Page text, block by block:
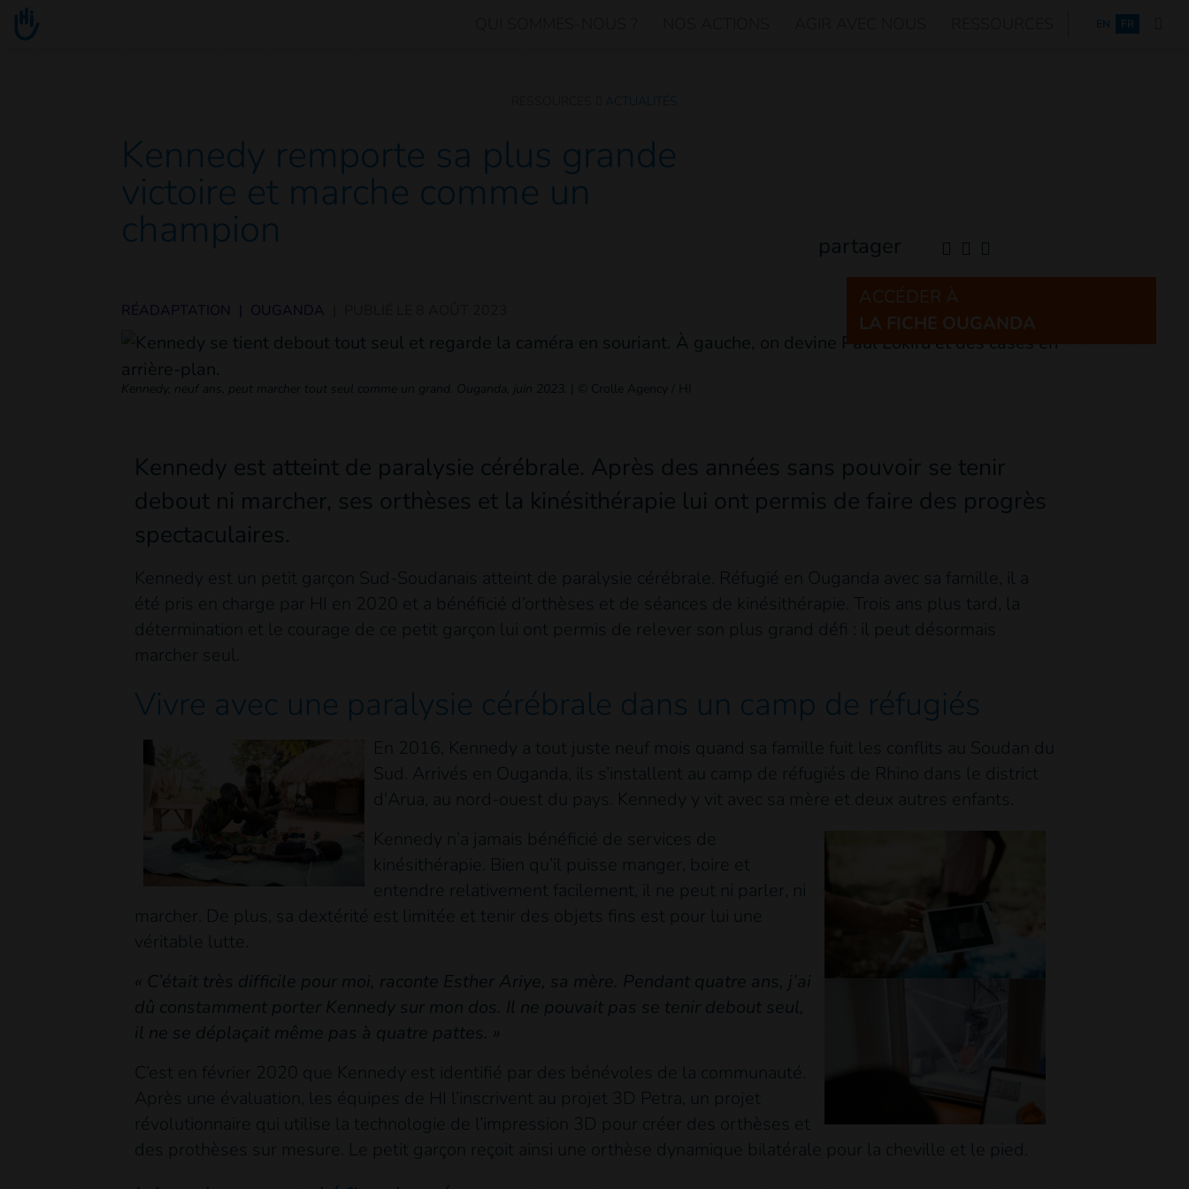
Go to main content ENGLISH
EN FR
ACTUALITÉS
Kennedy remporte sa plus grande
victoire et marche comme un
champion partager
RÉADAPTATION OUGANDA
Kennedy, neuf ans, peut marcher tout seul comme un grand. Ouganda, juin 2023. © Crolle Agency / HI
ACCÉDER À
LA FICHE OUGANDA
Kennedy est atteint de paralysie cérébrale. Après des années sans pouvoir se tenir
debout ni marcher, ses orthèses et la kinésithérapie lui ont permis de faire des progrès
spectaculaires.
Kennedy est un petit garçon Sud-Soudanais atteint de paralysie cérébrale. Réfugié en Ouganda avec sa famille, il a
été pris en charge par HI en 2020 et a bénéficié d’orthèses et de séances de kinésithérapie. Trois ans plus tard, la
détermination et le courage de ce petit garçon lui ont permis de relever son plus grand défi : il peut désormais
marcher seul.
Vivre avec une paralysie cérébrale dans un camp de réfugiés
En 2016, Kennedy a tout juste neuf mois quand sa famille fuit les conflits au Soudan du
Sud. Arrivés en Ouganda, ils s’installent au camp de réfugiés de Rhino dans le district
d'Arua, au nord-ouest du pays. Kennedy y vit avec sa mère et deux autres enfants.
Kennedy n’a jamais bénéficié de services de
kinésithérapie. Bien qu’il puisse manger, boire et
entendre relativement facilement, il ne peut ni parler, ni
marcher. De plus, sa dextérité est limitée et tenir des objets fins est pour lui une
véritable lutte.
« C’était très difficile pour moi, raconte Esther Ariye, sa mère. Pendant quatre ans, j’ai
dû constamment porter Kennedy sur mon dos. Il ne pouvait pas se tenir debout seul,
il ne se déplaçait même pas à quatre pattes. »
C’est en février 2020 que Kennedy est identifié par des bénévoles de la communauté.
Après une évaluation, les équipes de HI l’inscrivent au projet 3D Petra, un projet
révolutionnaire qui utilise la technologie de l’impression 3D pour créer des orthèses et
des prothèses sur mesure. Le petit garçon reçoit ainsi une orthèse dynamique bilatérale pour la cheville et le pied.